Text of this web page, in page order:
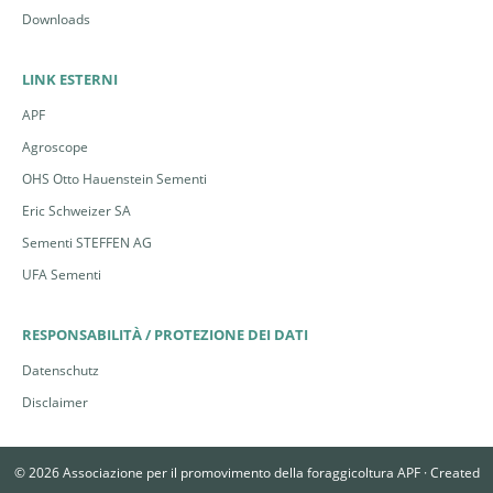
Downloads
LINK ESTERNI
APF
Agroscope
OHS Otto Hauenstein Sementi
Eric Schweizer SA
Sementi STEFFEN AG
UFA Sementi
RESPONSABILITÀ / PROTEZIONE DEI DATI
Datenschutz
Disclaimer
© 2026 Associazione per il promovimento della foraggicoltura APF ·Created